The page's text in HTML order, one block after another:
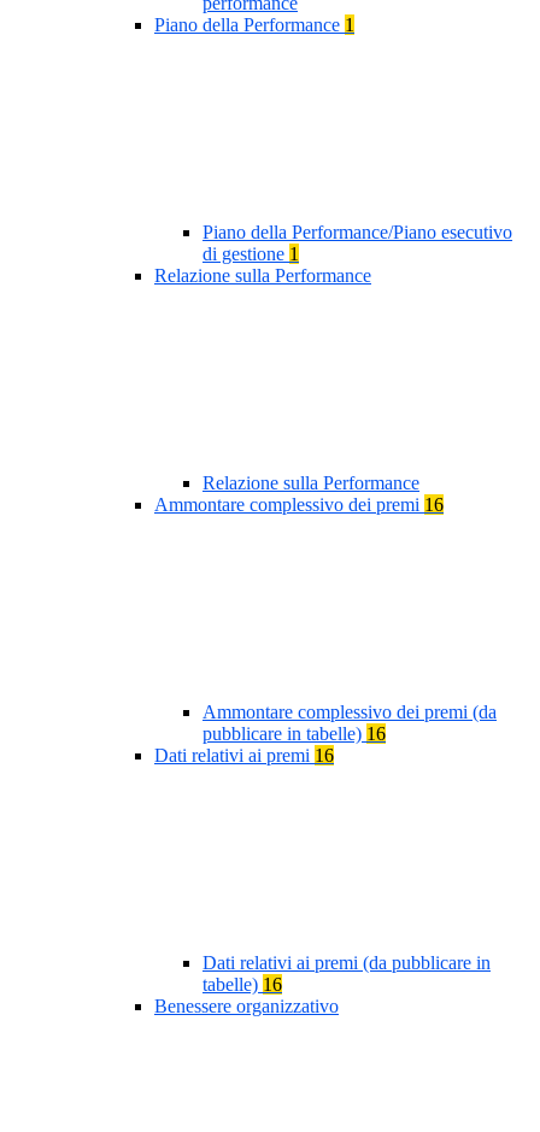
Piano della Performance 1
Piano della Performance/Piano esecutivo
di gestione 1
Relazione sulla Performance
Relazione sulla Performance
Ammontare complessivo dei premi 16
Ammontare complessivo dei premi (da
pubblicare in tabelle) 16
Dati relativi ai premi 16
Dati relativi ai premi (da pubblicare in
tabelle) 16
Benessere organizzativo